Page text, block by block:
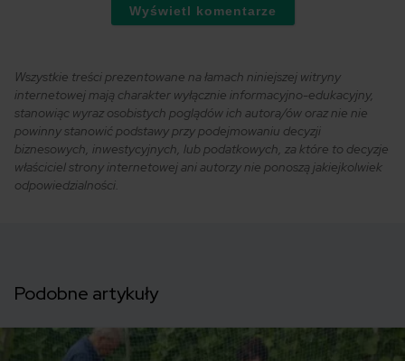
Wyświetl komentarze
Wszystkie treści prezentowane na łamach niniejszej witryny
internetowej mają charakter wyłącznie informacyjno-edukacyjny,
stanowiąc wyraz osobistych poglądów ich autora/ów oraz nie nie
powinny stanowić podstawy przy podejmowaniu decyzji
biznesowych, inwestycyjnych, lub podatkowych, za które to decyzje
właściciel strony internetowej ani autorzy nie ponoszą jakiejkolwiek
odpowiedzialności.
Podobne artykuły